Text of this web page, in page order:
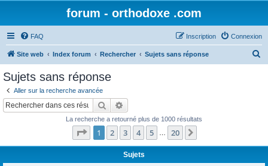
forum - orthodoxe .com
FAQ Connexion
Inscription
Site web Index forum Rechercher Sujets sans réponse
Sujets sans réponse
Aller sur la recherche avancée
Rechercher
La recherche a retourné plus de 1000 résultats
Page 1sur20
1 2 3 4 5 20
Sujets